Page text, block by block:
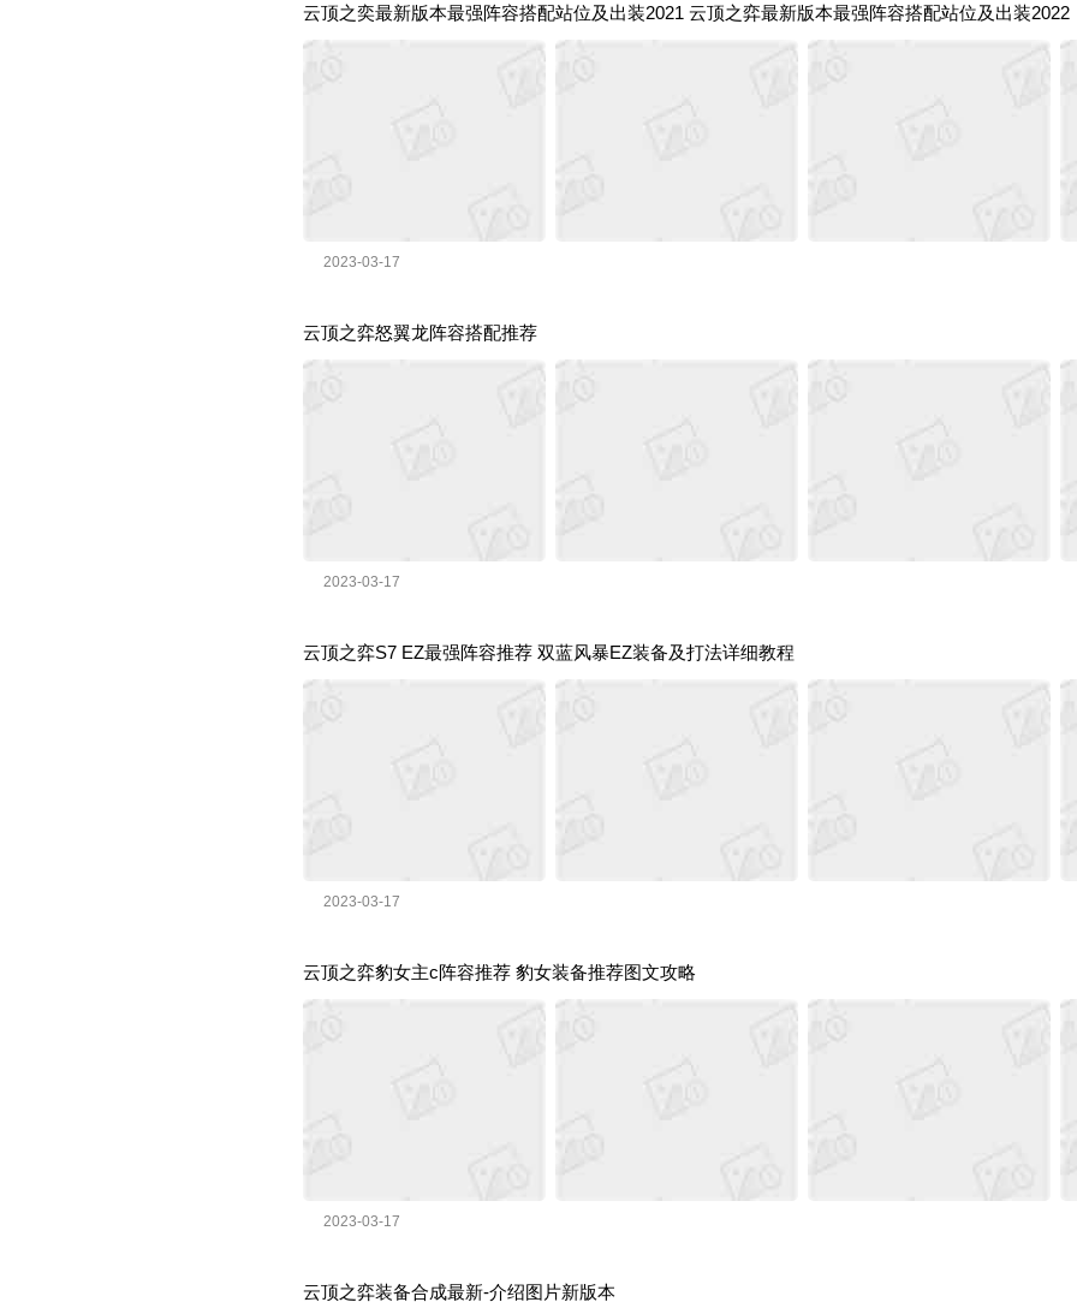
云顶之奕最新版本最强阵容搭配站位及出装2021 云顶之弈最新版本最强阵容搭配站位及出装2022
2023-03-17
云顶之弈怒翼龙阵容搭配推荐
2023-03-17
云顶之弈S7 EZ最强阵容推荐 双蓝风暴EZ装备及打法详细教程
2023-03-17
云顶之弈豹女主c阵容推荐 豹女装备推荐图文攻略
2023-03-17
云顶之弈装备合成最新-介绍图片新版本